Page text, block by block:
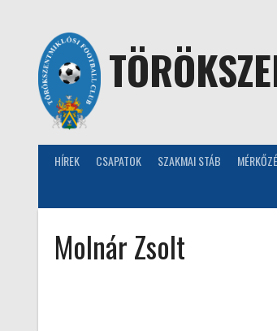
HÍREK CSAPATOK SZAKMAI STÁB
Molnár Zsolt